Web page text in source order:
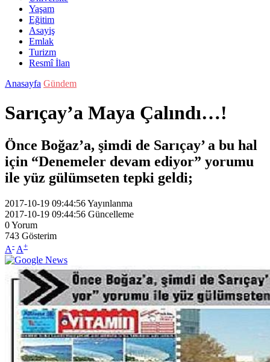
Yaşam
Eğitim
Asayiş
Emlak
Turizm
Resmî İlan
Anasayfa Gündem
Sarıçay’a Maya Çalındı…!
Önce Boğaz’a, şimdi de Sarıçay’ a bu hal
için “Denemeler devam ediyor” yorumu
ile yüz gülümseten tepki geldi;
2017-10-19 09:44:56Yayınlanma
2017-10-19 09:44:56 Güncelleme
0Yorum
743 Gösterim
A- A+